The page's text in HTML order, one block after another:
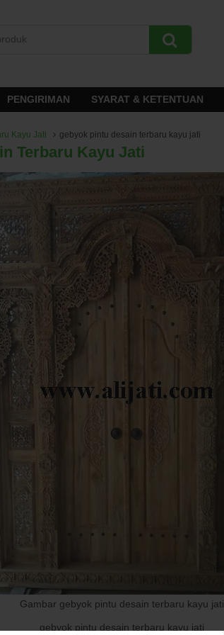
PENGIRIMAN SYARAT & KETENTUAN
Kayu Jati gebyok pintu desain terbaru kayu jati
Terbaru Kayu Jati
Gambar gebyok pintu desain terbaru kayu jati
gebyok pintu desain terbaru kayu jati